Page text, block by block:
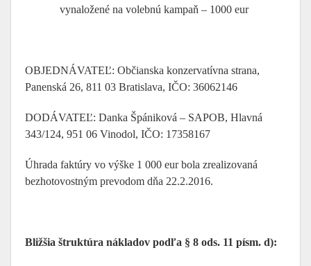
vynaložené na volebnú kampaň – 1000 eur
OBJEDNÁVATEĽ: Občianska konzervatívna strana,
Panenská 26, 811 03 Bratislava, IČO: 36062146
DODÁVATEĽ: Danka Špániková – SAPOB, Hlavná
343/124, 951 06 Vinodol, IČO: 17358167
Úhrada faktúry vo výške 1 000 eur bola zrealizovaná
bezhotovostným prevodom dňa 22.2.2016.
Bližšia štruktúra nákladov podľa § 8 ods. 11 písm. d):